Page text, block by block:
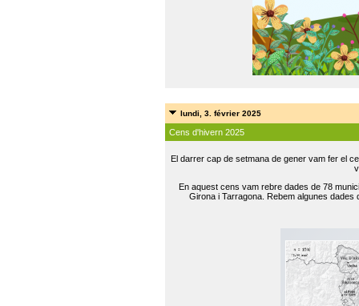
lundi, 3. février 2025
Cens d'hivern 2025
El darrer cap de setmana de gener vam fer el
En aquest cens vam rebre dades de 78
Girona i Tarragona. Rebem algunes